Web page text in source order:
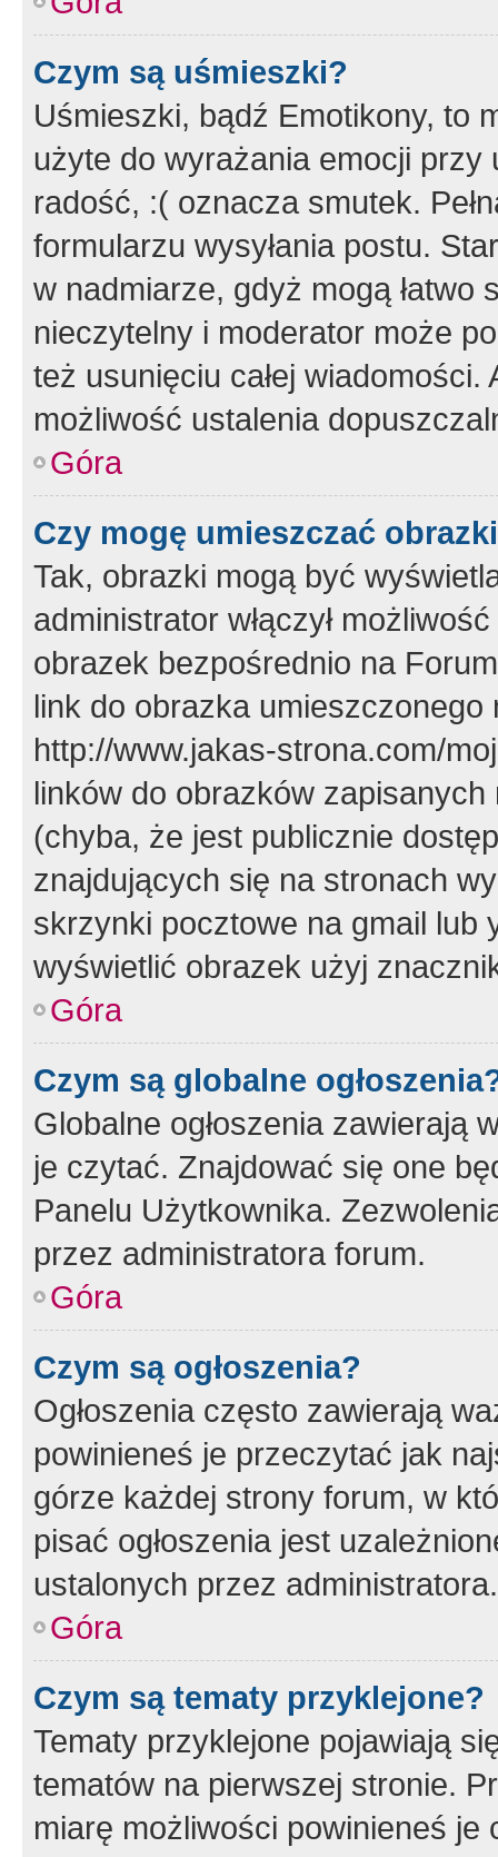
Czym są uśmieszki?
Uśmieszki, bądź Emotikony, to
użyte do wyrażania emocji
radość, :( oznacza smutek.
formularzu wysyłania postu.
w nadmiarze, gdyż mogą
nieczytelny i moderator może
też usunięciu całej
możliwość ustalenia
Góra
Czy mogę umieszczać
Tak, obrazki mogą być
administrator włączył
obrazek bezpośrednio na
link do obrazka
http://www.jakas-strona.com/
linków do obrazków
(chyba, że jest publicznie
znajdujących się na stronach
skrzynki pocztowe na gmail lub
wyświetlić obrazek użyj
Góra
Czym są globalne
Globalne ogłoszenia zawierają
je czytać. Znajdować się one
Panelu Użytkownika.
przez administratora forum.
Góra
Czym są ogłoszenia?
Ogłoszenia często zawierają
powinieneś je przeczytać jak
górze każdej strony forum, w
pisać ogłoszenia jest
ustalonych przez administratora.
Góra
Czym są tematy przyklejone?
Tematy przyklejone pojawiają
tematów na pierwszej stronie.
miarę możliwości powinieneś je